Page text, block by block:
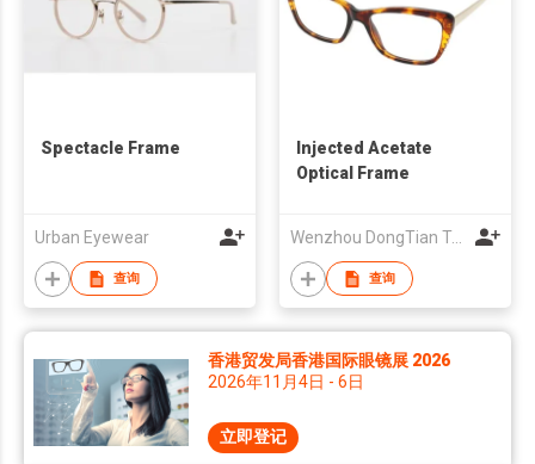
Spectacle Frame
Urban Eyewear
查询
Injected Acetate
Optical Frame
Wenzhou DongTian Trading CO., LTD
查询
香港贸发局香港国际眼镜展 2026
2026年11月4日 - 6日
立即登记